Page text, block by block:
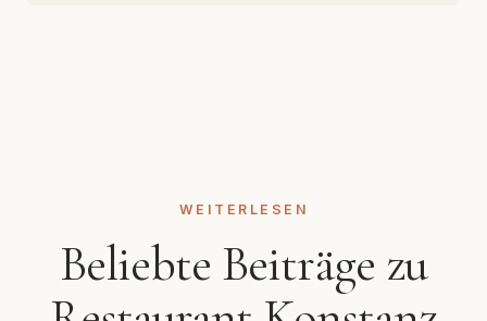
WEITERLESEN
Beliebte Beiträge zu